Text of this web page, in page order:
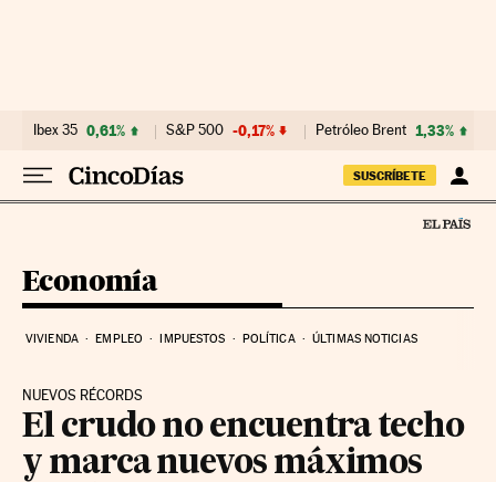
Ibex 35 0,61% S&P 500 -0,17% Petróleo Brent 1,33%
SUSCRÍBETE
Economía
VIVIENDA EMPLEO IMPUESTOS POLÍTICA ÚLTIMAS NOTICIAS
NUEVOS RÉCORDS
El crudo no encuentra techo
y marca nuevos máximos